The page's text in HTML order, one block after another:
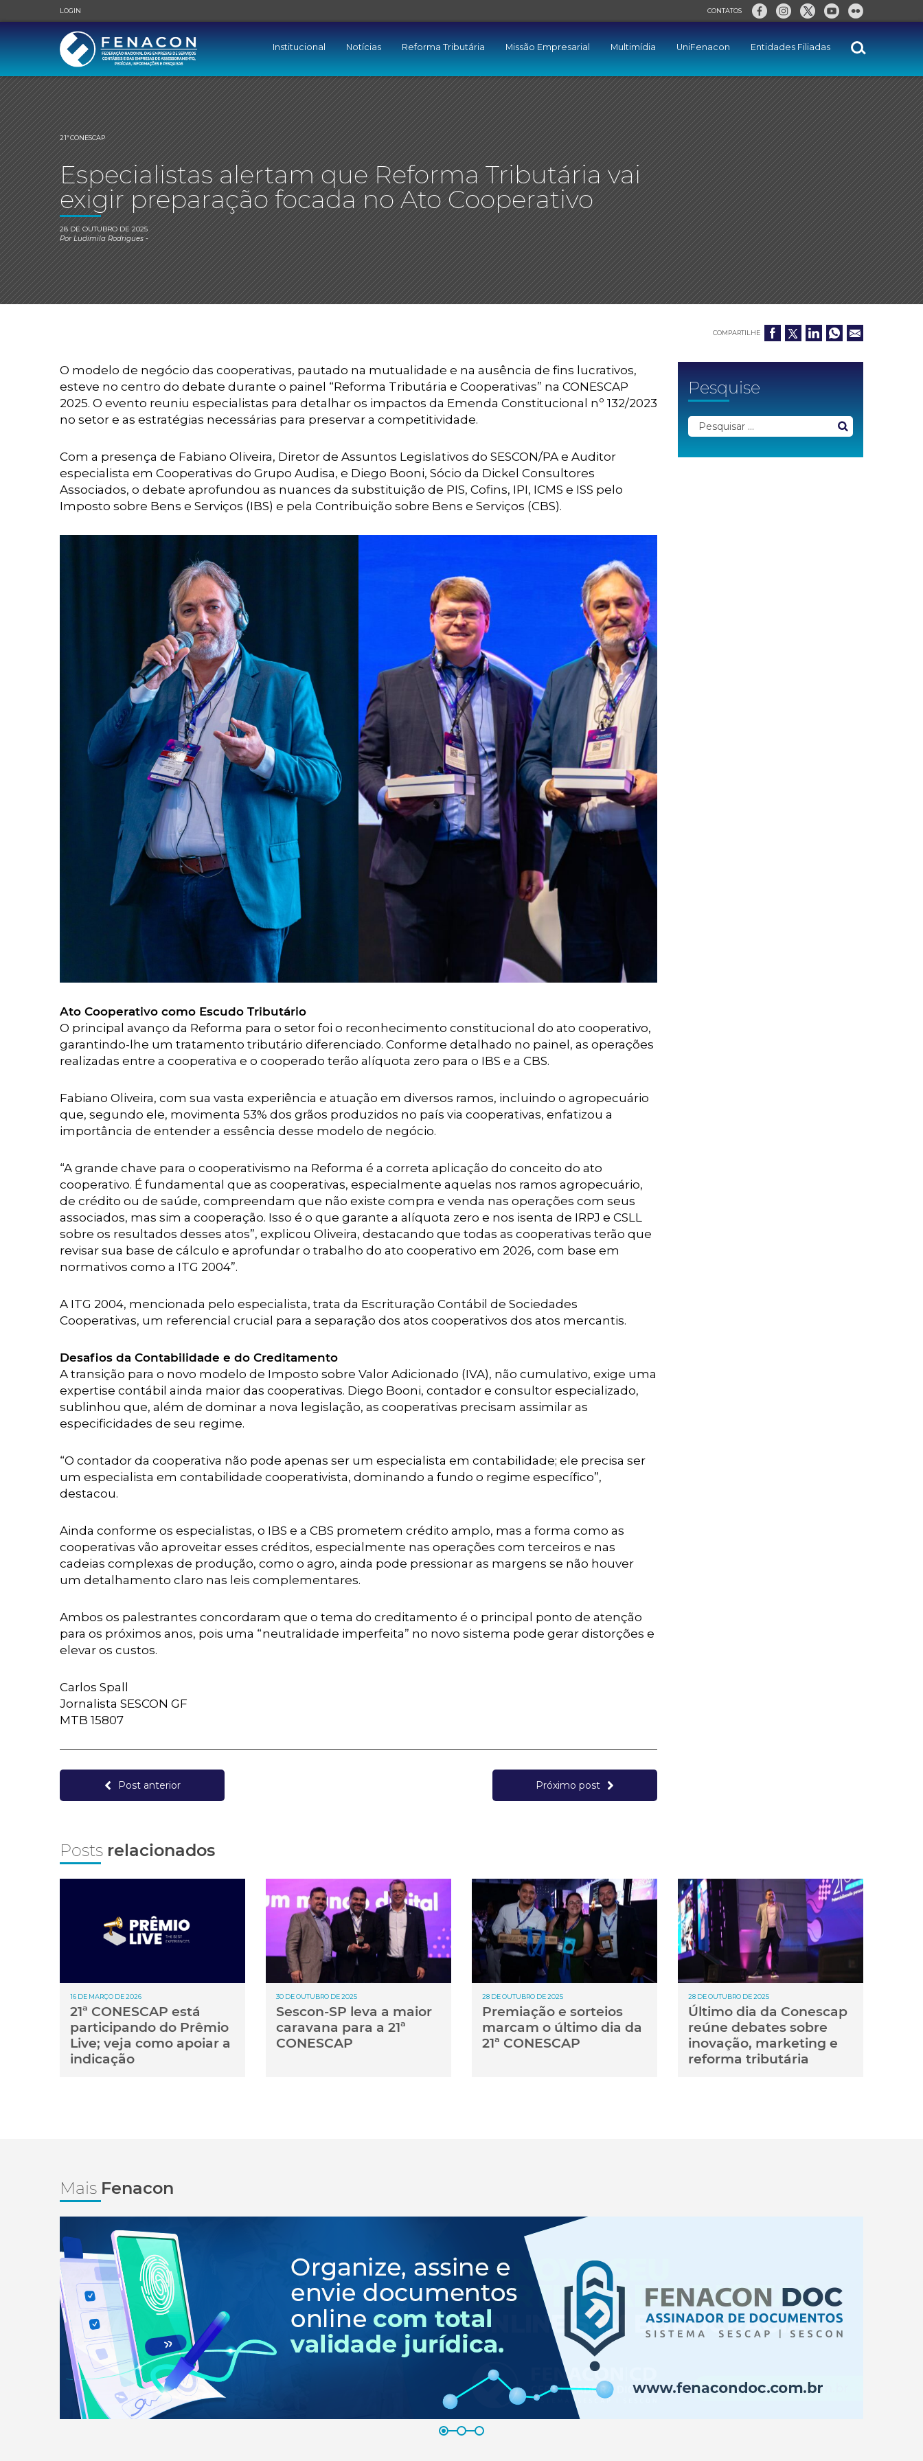
LOGIN CONTATOS
Institucional Notícias Reforma Tributária Missão Empresarial Multimídia UniFenacon Entidades Filiadas
21ª CONESCAP
Especialistas alertam que Reforma Tributária vai
exigir preparação focada no Ato Cooperativo
28 DE OUTUBRO DE 2025
PorLudimila Rodrigues-
COMPARTILHE
O modelo de negócio das cooperativas, pautado na mutualidade e na ausência de fins lucrativos,
esteve no centro do debate durante o painel “Reforma Tributária e Cooperativas” na CONESCAP
2025. O evento reuniu especialistas para detalhar os impactos da Emenda Constitucional nº 132/2023
no setor e as estratégias necessárias para preservar a competitividade.
Com a presença de Fabiano Oliveira, Diretor de Assuntos Legislativos do SESCON/PA e Auditor
especialista em Cooperativas do Grupo Audisa, e Diego Booni, Sócio da Dickel Consultores
Associados, o debate aprofundou as nuances da substituição de PIS, Cofins, IPI, ICMS e ISS pelo
Imposto sobre Bens e Serviços (IBS) e pela Contribuição sobre Bens e Serviços (CBS).
Ato Cooperativo como Escudo Tributário
O principal avanço da Reforma para o setor foi o reconhecimento constitucional do ato cooperativo,
garantindo-lhe um tratamento tributário diferenciado. Conforme detalhado no painel, as operações
realizadas entre a cooperativa e o cooperado terão alíquota zero para o IBS e a CBS.
Fabiano Oliveira, com sua vasta experiência e atuação em diversos ramos, incluindo o agropecuário
que, segundo ele, movimenta 53% dos grãos produzidos no país via cooperativas, enfatizou a
importância de entender a essência desse modelo de negócio.
“A grande chave para o cooperativismo na Reforma é a correta aplicação do conceito do ato
cooperativo. É fundamental que as cooperativas, especialmente aquelas nos ramos agropecuário,
de crédito ou de saúde, compreendam que não existe compra e venda nas operações com seus
associados, mas sim a cooperação. Isso é o que garante a alíquota zero e nos isenta de IRPJ e CSLL
sobre os resultados desses atos”, explicou Oliveira, destacando que todas as cooperativas terão que
revisar sua base de cálculo e aprofundar o trabalho do ato cooperativo em 2026, com base em
normativos como a ITG 2004”.
A ITG 2004, mencionada pelo especialista, trata da Escrituração Contábil de Sociedades
Cooperativas, um referencial crucial para a separação dos atos cooperativos dos atos mercantis.
Desafios da Contabilidade e do Creditamento
A transição para o novo modelo de Imposto sobre Valor Adicionado (IVA), não cumulativo, exige uma
expertise contábil ainda maior das cooperativas. Diego Booni, contador e consultor especializado,
sublinhou que, além de dominar a nova legislação, as cooperativas precisam assimilar as
especificidades de seu regime.
“O contador da cooperativa não pode apenas ser um especialista em contabilidade; ele precisa ser
um especialista em contabilidade cooperativista, dominando a fundo o regime específico”,
destacou.
Ainda conforme os especialistas, o IBS e a CBS prometem crédito amplo, mas a forma como as
cooperativas vão aproveitar esses créditos, especialmente nas operações com terceiros e nas
cadeias complexas de produção, como o agro, ainda pode pressionar as margens se não houver
um detalhamento claro nas leis complementares.
Ambos os palestrantes concordaram que o tema do creditamento é o principal ponto de atenção
para os próximos anos, pois uma “neutralidade imperfeita” no novo sistema pode gerar distorções e
elevar os custos.
Carlos Spall
Jornalista SESCON GF
MTB 15807
Post anterior Próximo post
Pesquise
Posts relacionados
16 DE MARÇO DE 2026
21ª CONESCAP está
participando do Prêmio
Live; veja como apoiar a
indicação
30 DE OUTUBRO DE 2025
Sescon-SP leva a maior
caravana para a 21ª
CONESCAP
28 DE OUTUBRO DE 2025
Premiação e sorteios
marcam o último dia da
21ª CONESCAP
28 DE OUTUBRO DE 2025
Último dia da Conescap
reúne debates sobre
inovação, marketing e
reforma tributária
Mais Fenacon